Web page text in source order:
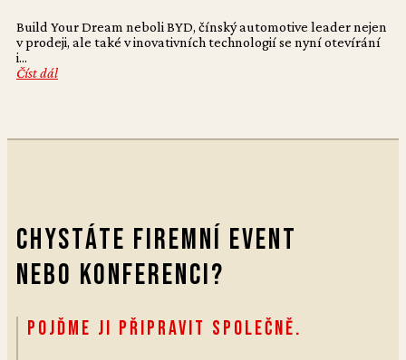
Build Your Dream neboli BYD, čínský automotive leader nejen
v prodeji, ale také v inovativních technologií se nyní otevírání
i...
Číst dál
Chystáte firemní event
nebo konferenci?
Pojďme ji připravit společně.